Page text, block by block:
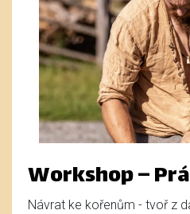
Workshop –
Návrat ke kořenům - tvoř z